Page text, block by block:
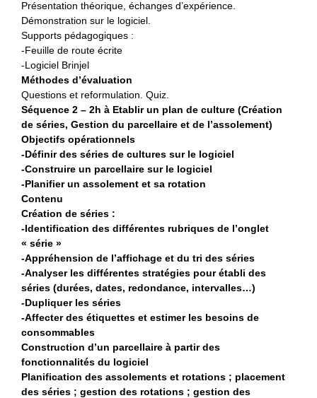
Présentation théorique, échanges d’expérience.
Démonstration sur le logiciel.
Supports pédagogiques :
-Feuille de route écrite
-Logiciel Brinjel
Méthodes d’évaluation
Questions et reformulation. Quiz.
Séquence 2 – 2h à Etablir un plan de culture (Création
de séries, Gestion du parcellaire et de l’assolement)
Objectifs opérationnels
-Définir des séries de cultures sur le logiciel
-Construire un parcellaire sur le logiciel
-Planifier un assolement et sa rotation
Contenu
Création de séries :
-Identification des différentes rubriques de l’onglet
« série »
-Appréhension de l’affichage et du tri des séries
-Analyser les différentes stratégies pour établi des
séries (durées, dates, redondance, intervalles…)
-Dupliquer les séries
-Affecter des étiquettes et estimer les besoins de
consommables
Construction d’un parcellaire à partir des
fonctionnalités du logiciel
Planification des assolements et rotations ; placement
des séries ; gestion des rotations ; gestion des